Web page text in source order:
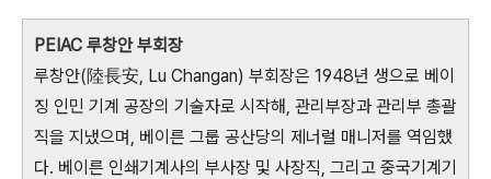
PEIAC 루창안 부회장
루창안(陸長安, Lu Changan) 부회장은 1948년 생으로 베이
징 인민 기계 공장의 기술자로 시작해, 관리부장과 관리부 총괄
직을 지냈으며, 베이른 그룹 공산당의 제너럴 매니저를 역임했
다. 베이른 인쇄기계사의 부사장 및 사장직, 그리고 중국기계기